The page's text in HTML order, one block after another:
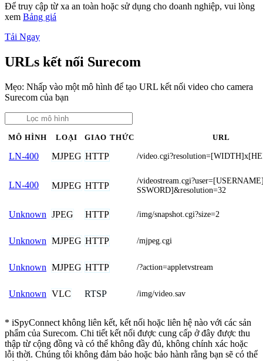
Để truy cập từ xa an toàn hoặc sử dụng cho doanh nghiệp, vui lòng
xem Bảng giá
Tải Ngay
URLs kết nối Surecom
Mẹo: Nhấp vào một mô hình để tạo URL kết nối video cho camera
Surecom của bạn
MÔ HÌNH LOẠI GIAO THỨC URL
LN-400 MJPEG HTTP /
LN-400 MJPEG HTTP
/
SSWORD]&resolution=32
Unknown JPEG HTTP /img/snapshot.cgi?size=2
Unknown MJPEG HTTP /mjpeg.cgi
Unknown MJPEG HTTP /?action=appletvstream
Unknown VLC RTSP /img/video.sav
* iSpyConnect không liên kết, kết nối hoặc liên hệ nào với các sản
phẩm của Surecom. Chi tiết kết nối được cung cấp ở đây được thu
thập từ cộng đồng và có thể không đầy đủ, không chính xác hoặc
lỗi thời. Chúng tôi không đảm bảo hoặc bảo hành rằng bạn sẽ có thể